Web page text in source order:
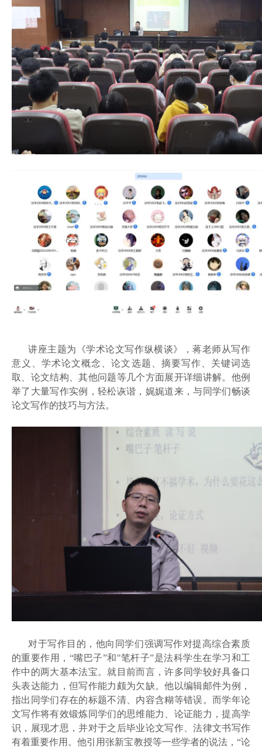
讲座主题为《学术论文写作纵横谈》，蒋老师从写作
意义、学术论文概念、论文选题、摘要写作、关键词选
取、论文结构、其他问题等几个方面展开详细讲解。他例
举了大量写作实例，轻松诙谐，娓娓道来，与同学们畅谈
论文写作的技巧与方法。
对于写作目的，他向同学们强调写作对提高综合素质
的重要作用，“嘴巴子”和"笔杆子”是法科学生在学习和工
作中的两大基本法宝。就目前而言，许多同学较好具备口
头表达能力，但写作能力颇为欠缺。他以编辑邮件为例，
指出同学们存在的标题不清、内容含糊等错误。而学年论
文写作将有效锻炼同学们的思维能力、论证能力，提高学
识，展现才思，并对于之后毕业论文写作、法律文书写作
有着重要作用。他引用张新宝教授等一些学者的说法，“论